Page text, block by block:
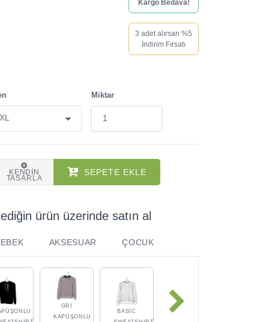
Kargo Bedava!
3 adet alırsan %5
İndirim Fırsatı
Miktar
KENDIN
TASARLA
SEPETE EKLE
ürün üzerinde satın al
AKSESUAR ÇOCUK
GRI
KAPÜŞONLU
BASIC